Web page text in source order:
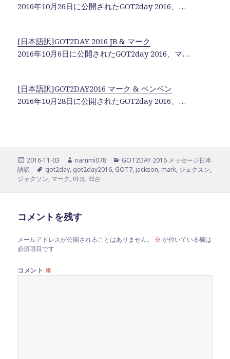
2016年10月26日に公開されたGOT2day 2016、…
[日本語訳]GOT2DAY 2016 JB & マーク
2016年10月6日に公開されたGOT2day 2016、マ…
[日本語訳]GOT2DAY2016 マーク & ベンベン
2016年10月28日に公開されたGOT2day 2016、…
投
稿
日:
2016-11-03
作
成
者
narumi078
カ
テ
GOT2DAY 2016 メッセージ日本
語訳
タ
グ
got2day, got2day2016, GOT7, jackson, mark, ジェクスン,
ジャクソン, マーク, 마크,잭슨
コメントを残す
メールアドレスが公開されることはありません。 ※ が付いている欄は
必須項目です
コメント ※